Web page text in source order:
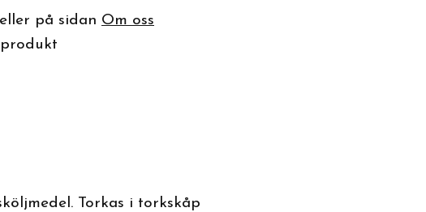
eller på sidan Om oss
Torkas i torkskåp